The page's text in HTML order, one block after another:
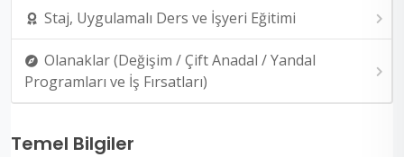
Staj, Uygulamalı Ders ve İşyeri Eğitimi
Olanaklar (Değişim / Çift Anadal / Yandal
Programları ve İş Fırsatları)
Temel Bilgiler